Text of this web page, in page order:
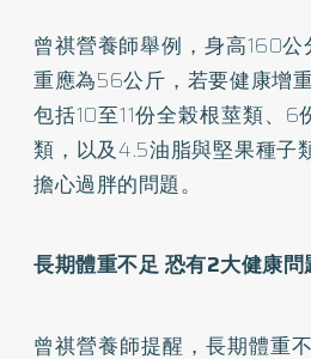
曾祺營養師舉例，身高160
重應為56公斤，若要健康增
包括10至11份全榖根莖類、
類，以及4.5油脂與堅果種子
擔心過胖的問題。
長期體重不足 恐有2大健康問
曾祺營養師提醒，長期體重